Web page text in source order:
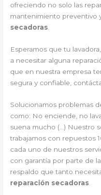
ofreciendo no solo las
mantenimiento preventivo
secadoras
Esperamos que tu
a necesitar alguna
que en nuestra empresa
segura y confiable,
Solucionamos problemas
como: No enciende, no
suena mucho (…) Nuestro
trabajamos con repuestos
cada uno de nuestros
con garantía por parte de
respaldo que tanto
reparación secadoras